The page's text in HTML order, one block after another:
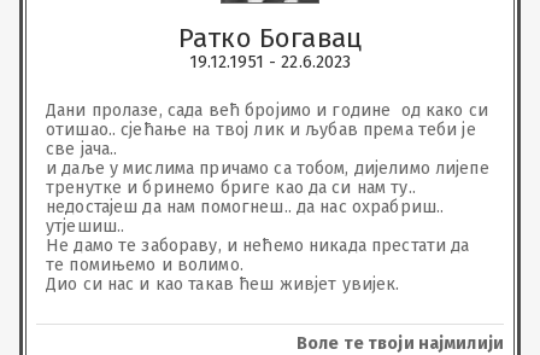
Ратко Богавац
19.12.1951 - 22.6.2023
Дани пролазе, сада већ бројимо и године  од како си
отишао.. сјећање на твој лик и љубав према теби је
све јача..
и даље у мислима причамо са тобом, дијелимо лијепе
тренутке и бринемо бриге као да си нам ту..
недостајеш да нам помогнеш.. да нас охрабриш..
утјешиш..
Не дамо те забораву, и нећемо никада престати да
те помињемо и волимо.
Дио си нас и као такав ћеш живјет увијек.
Воле те твоји најмилији